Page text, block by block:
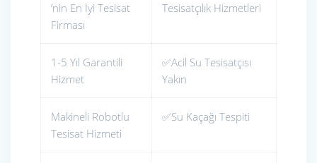
’nin En İyi Tesisat
Firması
Tesisatçılık Hizmetleri
1-5 Yıl Garantili
Hizmet
✅Acil Su Tesisatçısı
Yakın
Makineli Robotlu
Tesisat Hizmeti
✅Su Kaçağı Tespiti